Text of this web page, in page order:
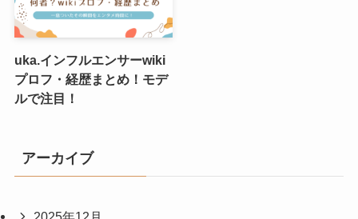
uka.インフルエンサーwiki
プロフ・経歴まとめ！モデ
ルで注目！
アーカイブ